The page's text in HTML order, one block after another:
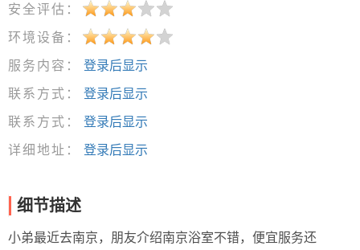
安全评估：
环境设备：
服务内容：
登录后显示
联系方式：
登录后显示
联系方式：
登录后显示
详细地址：
登录后显示
细节描述
小弟最近去南京，朋友介绍南京浴室不错，便宜服务还